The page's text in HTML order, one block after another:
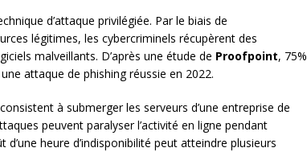
d’attaque privilégiée. Par le biais de
légitimes, les cybercriminels récupèrent des
malveillants. D’après une étude de Proofpoint, 75%
attaque de phishing réussie en 2022.
à submerger les serveurs d’une entreprise de
peuvent paralyser l’activité en ligne pendant
heure d’indisponibilité peut atteindre plusieurs